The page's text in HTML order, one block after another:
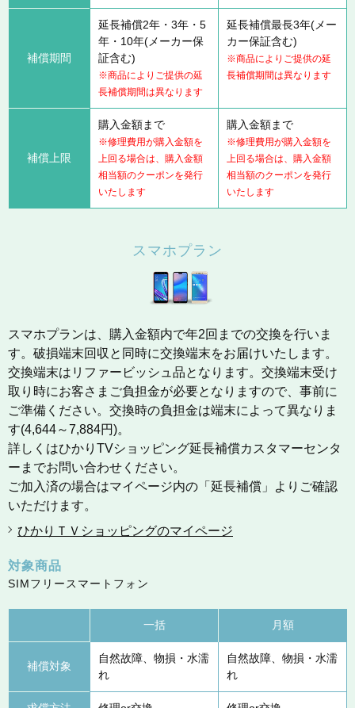
補償期間
延長補償2年・3年・5
年・10年(メーカー保
証含む)
※商品によりご提供の延
長補償期間は異なります
延長補償最長3年(メー
カー保証含む)
※商品によりご提供の延
長補償期間は異なります
補償上限
購入金額まで
※修理費用が購入金額を
上回る場合は、購入金額
相当額のクーポンを発行
いたします
購入金額まで
※修理費用が購入金額を
上回る場合は、購入金額
相当額のクーポンを発行
いたします
スマホプラン
スマホプランは、購入金額内で年2回までの交換を行いま
す。破損端末回収と同時に交換端末をお届けいたします。
交換端末はリファービッシュ品となります。交換端末受け
取り時にお客さまご負担金が必要となりますので、事前に
ご準備ください。交換時の負担金は端末によって異なりま
す(4,644～7,884円)。
詳しくはひかりTVショッピング延長補償カスタマーセンタ
ーまでお問い合わせください。
ご加入済の場合はマイページ内の「延長補償」よりご確認
いただけます。
ひかりＴＶショッピングのマイページ
対象商品
SIMフリースマートフォン
一括 月額
補償対象
自然故障、物損・水濡
れ
自然故障、物損・水濡
れ